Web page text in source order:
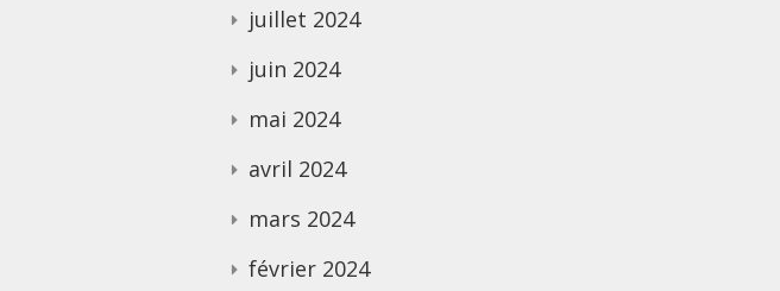
juillet 2024
juin 2024
mai 2024
avril 2024
mars 2024
février 2024